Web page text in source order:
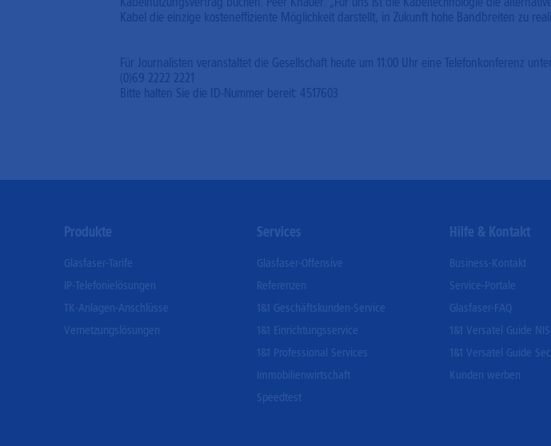
Kabel die einzige kosteneffiziente Möglichkeit darstellt, in Zukunft hohe Bandbreiten zu
Für Journalisten veranstaltet die Gesellschaft heute um 11:00 Uhr eine Telefonkonferenz
(0)69 2222 2221
Bitte halten Sie die ID-Nummer bereit: 4517603
Footer
Produkte
Glasfaser-Tarife
IP-Telefonielösungen
TK-Anlagen-Anschlüsse
Vernetzungslösungen
Services
Glasfaser-Offensive
Referenzen
1&1 Geschäftskunden-Service
1&1 Einrichtungsservice
1&1 Professional Services
Immobilienwirtschaft
Speedtest
Hilfe & Kontakt
Business-Kontakt
Service-Portale
Glasfaser-FAQ
1&1 Versatel Guide
1&1 Versatel Guide
Kunden werben